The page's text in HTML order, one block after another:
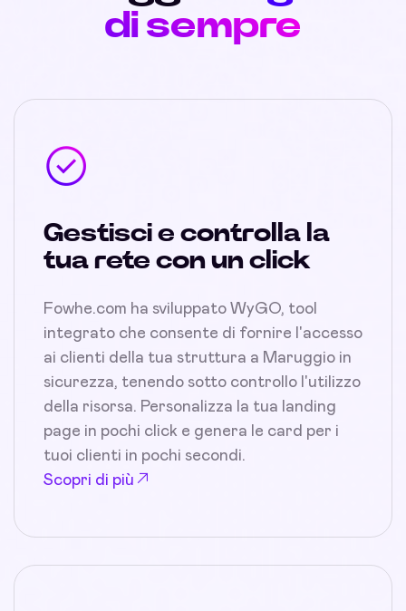
di sempre
Gestisci e controlla la
tua rete con un click
Fowhe.com ha sviluppato WyGO, tool
integrato che consente di fornire l'accesso
ai clienti della tua struttura a Maruggio in
sicurezza, tenendo sotto controllo l'utilizzo
della risorsa. Personalizza la tua landing
page in pochi click e genera le card per i
tuoi clienti in pochi secondi.
Scopri di più